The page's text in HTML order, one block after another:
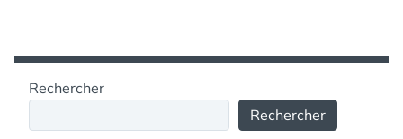
Rechercher
Rechercher